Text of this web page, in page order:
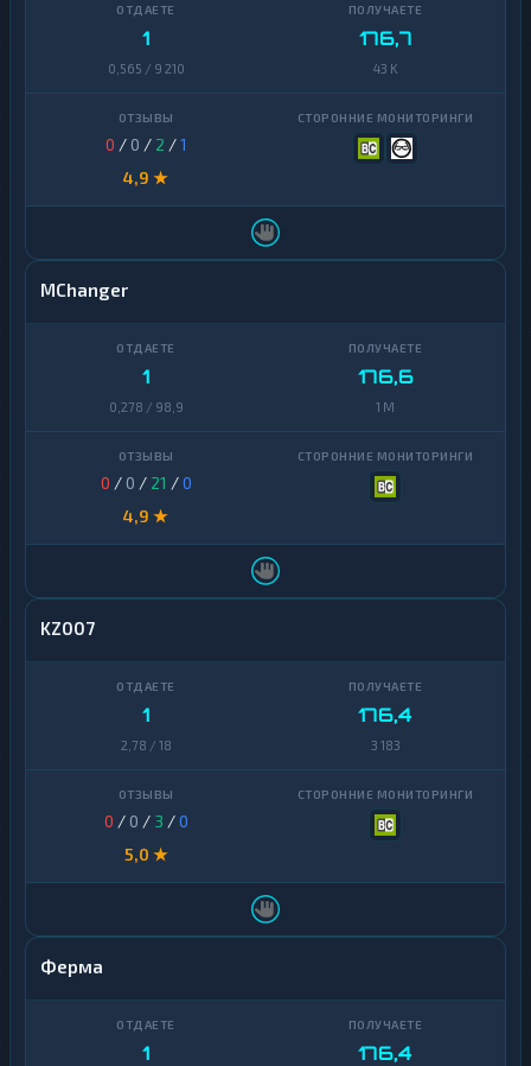
1
0,565 / 9 210
176,7
43 K
0 / 0 / 2 /1
4,9 ★
MChanger
1
0,278 / 98,9
176,6
1 M
0 / 0 / 21 /0
4,9 ★
KZ007
1
2,78 / 18
176,4
3 183
0 / 0 / 3 /0
5,0 ★
Ферма
1 176,4